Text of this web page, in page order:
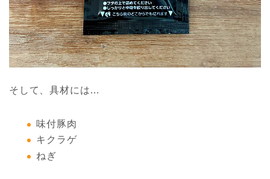
そして、具材には…
味付豚肉
キクラゲ
ねぎ